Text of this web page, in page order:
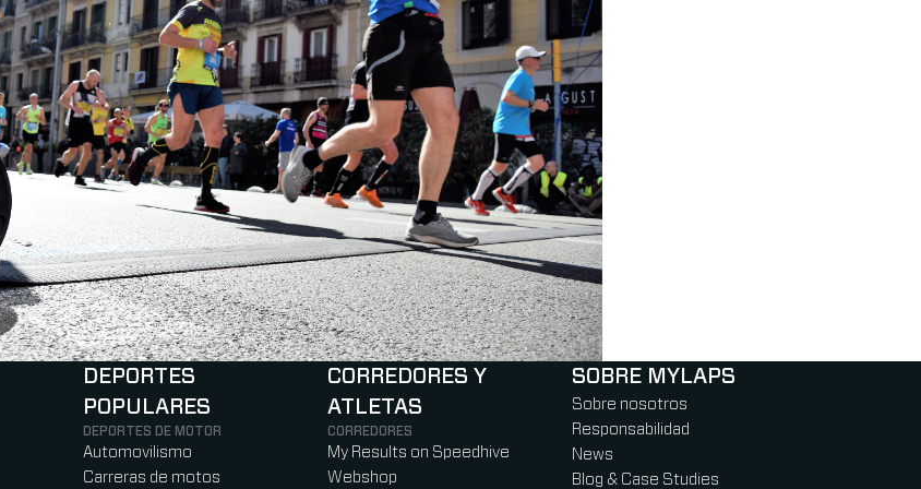
DEPORTES
POPULARES
DEPORTES DE MOTOR
Automovilismo
Carreras de motos
CORREDORES Y
ATLETAS
CORREDORES
My Results on Speedhive
Webshop
SOBRE MYLAPS
Sobre nosotros
Responsabilidad
News
Blog & Case Studies